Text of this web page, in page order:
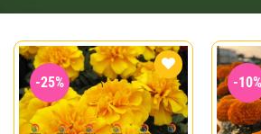
-25%
Add to
-10%